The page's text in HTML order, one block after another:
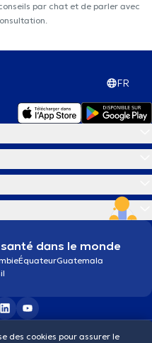
par chat et de parler avec
FR
dans le monde
ÉquateurGuatemala
de confidentialité
des cookies pour assurer le